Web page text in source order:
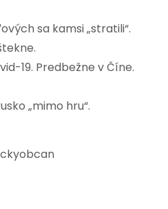
sa kamsi „stratili“.
19. Predbežne v Číne.
„mimo hru“.